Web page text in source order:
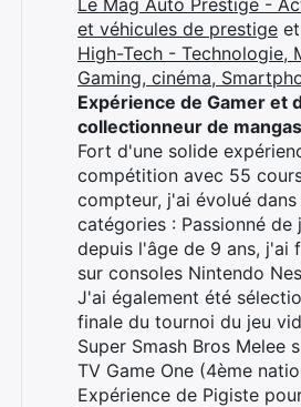
Le Mag Auto Prestige -
et véhicules de prestige et
High-Tech - Technologie,
Gaming, cinéma,
Expérience de Gamer et
collectionneur de
Fort d'une solide
compétition avec 55
compteur, j'ai évolué
catégories : Passionné de
depuis l'âge de 9 ans, j'ai
sur consoles Nintendo
J'ai également été
finale du tournoi du jeu
Super Smash Bros Melee
TV Game One (4ème
Expérience de Pigiste